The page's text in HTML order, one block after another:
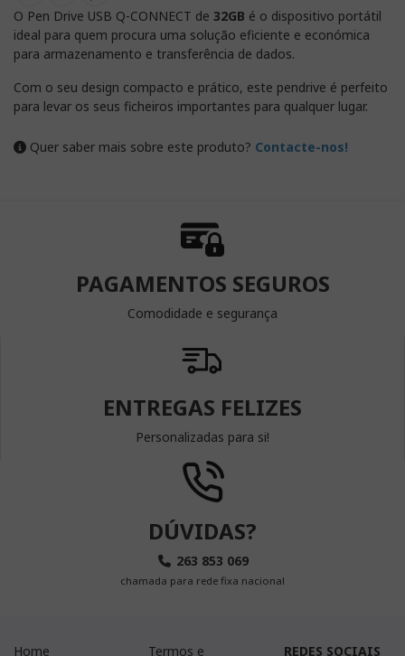
O Pen Drive USB Q-CONNECT de 32GB é o dispositivo portátil
ideal para quem procura uma solução eficiente e económica
para armazenamento e transferência de dados.
Com o seu design compacto e prático, este pendrive é perfeito
para levar os seus ficheiros importantes para qualquer lugar.
Quer saber mais sobre este produto? Contacte-nos!
PAGAMENTOS SEGUROS
Comodidade e segurança
ENTREGAS FELIZES
Personalizadas para si!
DÚVIDAS?
263 853 069
chamada para rede fixa nacional
Home
Termos e
REDES SOCIAIS